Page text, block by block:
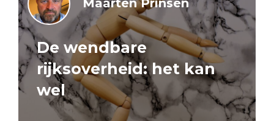
Maarten Prinsen
De wendbare
rijksoverheid: het kan
wel